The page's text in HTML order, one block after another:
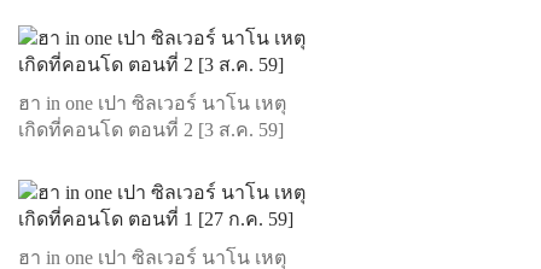
ฮา in one เปา ซิลเวอร์ นาโน เหตุ
เกิดที่คอนโด ตอนที่ 2 [3 ส.ค. 59]
ฮา in one เปา ซิลเวอร์ นาโน เหตุ